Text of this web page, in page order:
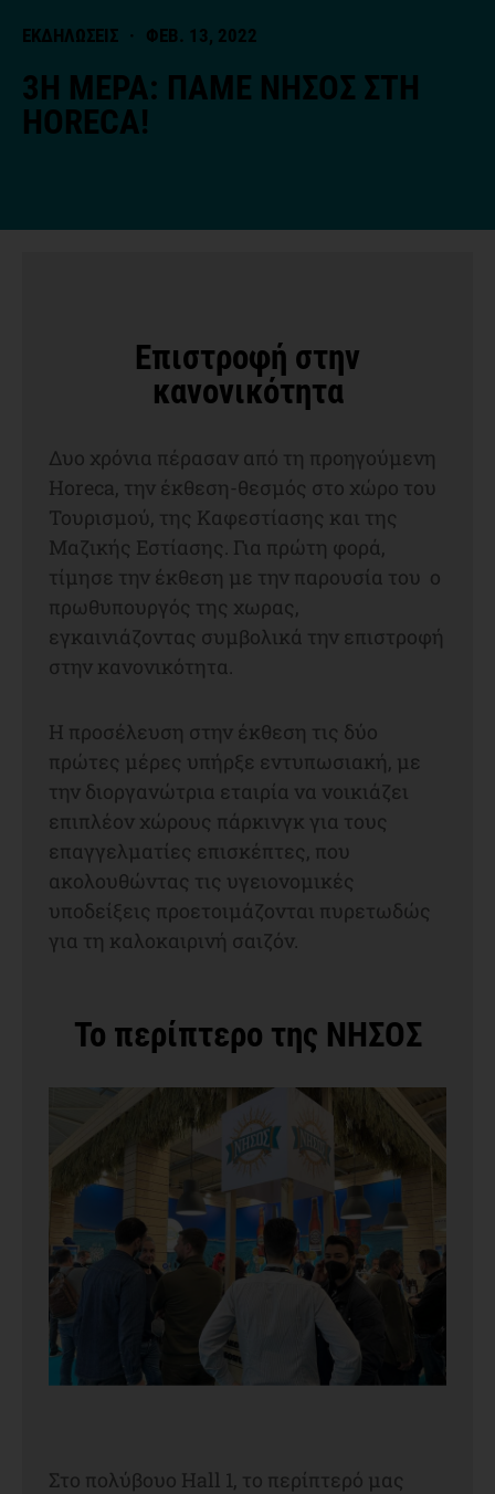
ΕΚΔΗΛΩΣΕΙΣ · ΦΕΒ. 13, 2022
3Η ΜΕΡΑ: ΠΑΜΕ ΝΗΣΟΣ ΣΤΗ
HORECA!
Επιστροφή στην
κανονικότητα
Δυο χρόνια πέρασαν από τη προηγούμενη
Horeca, την έκθεση-θεσμός στο χώρο του
Τουρισμού, της Καφεστίασης και της
Μαζικής Εστίασης. Για πρώτη φορά,
τίμησε την έκθεση με την παρουσία του ο
πρωθυπουργός της χωρας,
εγκαινιάζοντας συμβολικά την επιστροφή
στην κανονικότητα.
Η προσέλευση στην έκθεση τις δύο
πρώτες μέρες υπήρξε εντυπωσιακή, με
την διοργανώτρια εταιρία να νοικιάζει
επιπλέον χώρους πάρκινγκ για τους
επαγγελματίες επισκέπτες, που
ακολουθώντας τις υγειονομικές
υποδείξεις προετοιμάζονται πυρετωδώς
για τη καλοκαιρινή σαιζόν.
Το περίπτερο της ΝΗΣΟΣ
Στο πολύβουο Hall 1, το περίπτερό μας